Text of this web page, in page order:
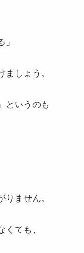
ましょう。
というのも
ません。
ても、